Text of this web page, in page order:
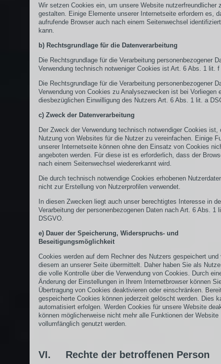
Wir setzen Cookies ein, um unsere Website nutzerfreundlicher
gestalten. Einige Elemente unserer Internetseite erfordern es,
aufrufende Browser auch nach einem Seitenwechsel
kann.
b) Rechtsgrundlage für die Datenverarbeitung
Die Rechtsgrundlage für die Verarbeitung personenbezogener
Verwendung technisch notweniger Cookies ist Art. 6 Abs. 1 lit.
Die Rechtsgrundlage für die Verarbeitung personenbezogener
Verwendung von Cookies zu Analysezwecken ist bei Vorliegen
diesbezüglichen Einwilligung des Nutzers Art. 6 Abs. 1 lit. a
c) Zweck der Datenverarbeitung
Der Zweck der Verwendung technisch notwendiger Cookies ist,
Nutzung von Websites für die Nutzer zu vereinfachen. Einige
unserer Internetseite können ohne den Einsatz von Cookies
angeboten werden. Für diese ist es erforderlich, dass der
nach einem Seitenwechsel wiedererkannt wird.
Die durch technisch notwendige Cookies erhobenen
nicht zur Erstellung von Nutzerprofilen verwendet.
In diesen Zwecken liegt auch unser berechtigtes Interesse in
Verarbeitung der personenbezogenen Daten nach Art. 6 Abs. 1
DSGVO.
e) Dauer der Speicherung, Widerspruchs- und
Beseitigungsmöglichkeit
Cookies werden auf dem Rechner des Nutzers gespeichert und
diesem an unserer Seite übermittelt. Daher haben Sie als
die volle Kontrolle über die Verwendung von Cookies. Durch
Änderung der Einstellungen in Ihrem Internetbrowser können
Übertragung von Cookies deaktivieren oder einschränken.
gespeicherte Cookies können jederzeit gelöscht werden. Dies
automatisiert erfolgen. Werden Cookies für unsere Website
können möglicherweise nicht mehr alle Funktionen der Website
vollumfänglich genutzt werden.
VI. Rechte der betroffenen Person